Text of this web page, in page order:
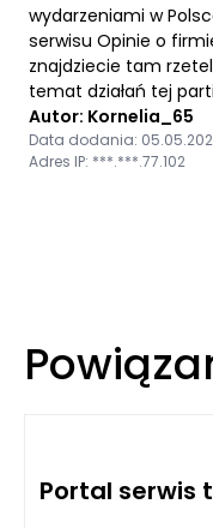
wydarzeniami w
serwisu Opinie o
znajdziecie tam
temat działań tej
Autor: Kornelia_65
Data dodania:
Adres IP: ***.***.77.102
Portal serwis